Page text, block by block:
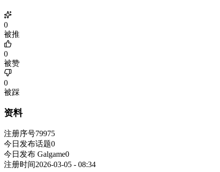
0
被推
0
被赞
0
被踩
资料
注册序号79975
今日发布话题0
今日发布 Galgame0
注册时间2026-03-05 - 08:34